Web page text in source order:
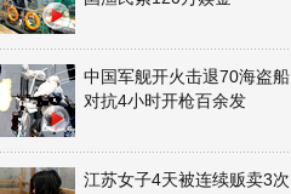
中国军舰开火击退70海盗船
对抗4小时开枪百余发
江苏女子4天被连续贩卖3次